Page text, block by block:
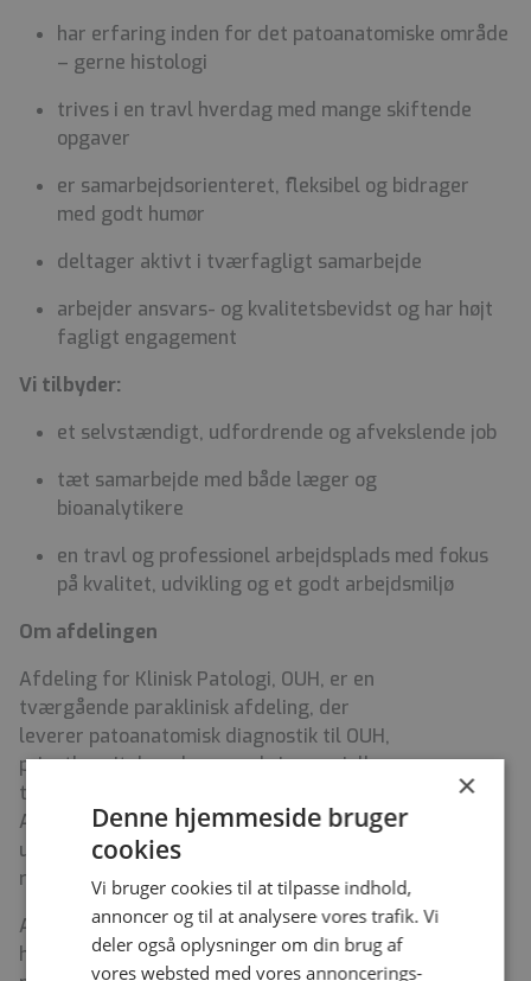
har erfaring inden for det patoanatomiske område
– gerne histologi
trives i en travl hverdag med mange skiftende
opgaver
er samarbejdsorienteret, fleksibel og bidrager
med godt humør
deltager aktivt i tværfagligt samarbejde
arbejder ansvars- og kvalitetsbevidst og har højt
fagligt engagement
Vi tilbyder:
et selvstændigt, udfordrende og afvekslende job
tæt samarbejde med både læger og
bioanalytikere
en travl og professionel arbejdsplads med fokus
på kvalitet, udvikling og et godt arbejdsmiljø
Om afdelingen
Afdeling for Klinisk Patologi, OUH, er en
tværgående paraklinisk afdeling, der
leverer patoanatomisk diagnostik til OUH,
privathospitaler, almen praksis, speciallæge- og
tandlægepraksis på Fyn.
Afdelingen udfører desuden højt specialiserede
undersøgelser for Region Syddanmark og øvrige
regioner.
Afdelingen er normeret med ca. 166 medarbejdere og
har uddannelsesforpligtelse for bl.a. bioanalytiker- og
×
Denne hjemmeside bruger
cookies
Vi bruger cookies til at tilpasse indhold,
annoncer og til at analysere vores trafik. Vi
deler også oplysninger om din brug af
vores websted med vores annoncerings-